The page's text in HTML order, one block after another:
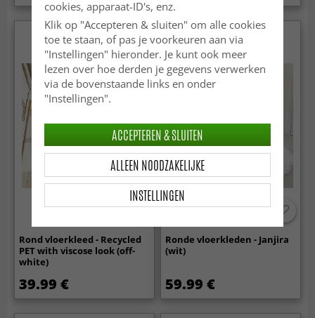
Rond vloerkleed - Recycled
PET with viscose look (off-
white)
39.99 €
Ronde vloerkleden - Janjira
(wit)
59.99 €
cookies, apparaat-ID's, enz.
Klik op "Accepteren & sluiten" om alle cookies
toe te staan, of pas je voorkeuren aan via
"Instellingen" hieronder. Je kunt ook meer
lezen over hoe derden je gegevens verwerken
via de bovenstaande links en onder
"Instellingen".
INSTELLINGEN
ALLEEN NOODZAKELIJKE
ACCEPTEREN & SLUITEN